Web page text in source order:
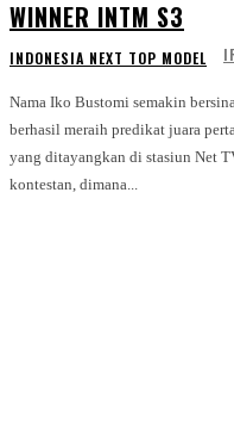
WINNER INTM S3
INDONESIA NEXT TOP MODEL
Nama Iko Bustomi semakin
berhasil meraih predikat juara
yang ditayangkan di stasiun Net TV. Iko berhasil menyisihkan
kontestan, dimana...